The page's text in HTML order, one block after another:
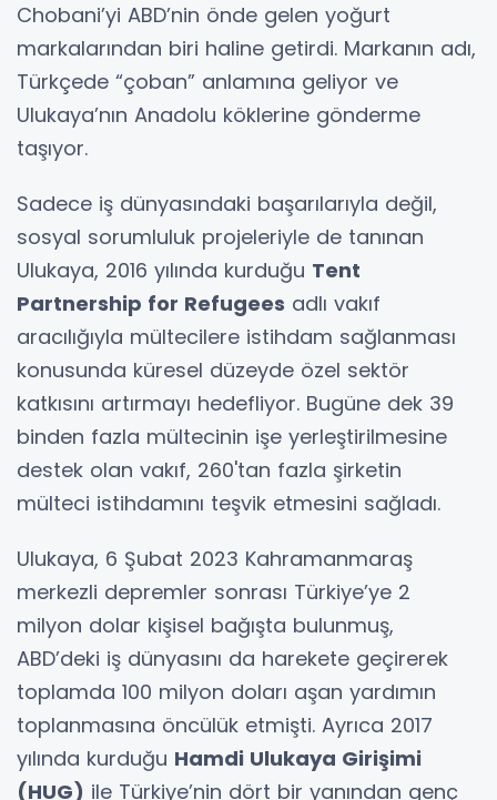
Chobani’yi ABD’nin önde gelen yoğurt
markalarından biri haline getirdi. Markanın adı,
Türkçede “çoban” anlamına geliyor ve
Ulukaya’nın Anadolu köklerine gönderme
taşıyor.
Sadece iş dünyasındaki başarılarıyla değil,
sosyal sorumluluk projeleriyle de tanınan
Ulukaya, 2016 yılında kurduğu Tent
Partnership for Refugees adlı vakıf
aracılığıyla mültecilere istihdam sağlanması
konusunda küresel düzeyde özel sektör
katkısını artırmayı hedefliyor. Bugüne dek 39
binden fazla mültecinin işe yerleştirilmesine
destek olan vakıf, 260'tan fazla şirketin
mülteci istihdamını teşvik etmesini sağladı.
Ulukaya, 6 Şubat 2023 Kahramanmaraş
merkezli depremler sonrası Türkiye’ye 2
milyon dolar kişisel bağışta bulunmuş,
ABD’deki iş dünyasını da harekete geçirerek
toplamda 100 milyon doları aşan yardımın
toplanmasına öncülük etmişti. Ayrıca 2017
yılında kurduğu Hamdi Ulukaya Girişimi
(HUG) ile Türkiye’nin dört bir yanından genç